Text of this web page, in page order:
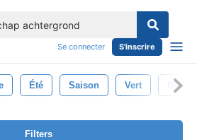
Se connecter S'inscrire
Été Saison Vert Bleu
Filters